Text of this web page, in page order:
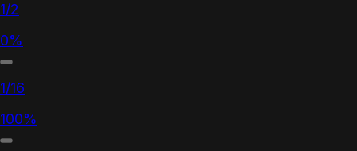
1/2
0%
1/16
100%